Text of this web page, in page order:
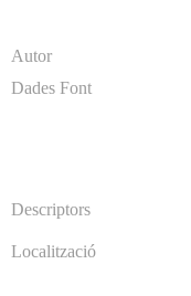
Autor
Dades Font
Descriptors
Localització